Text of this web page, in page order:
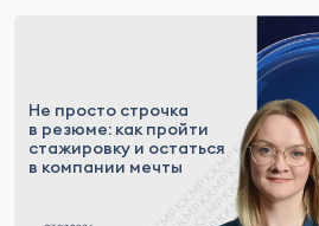
Не просто строчка
в резюме: как пройти
стажировку и остаться
в компании мечты